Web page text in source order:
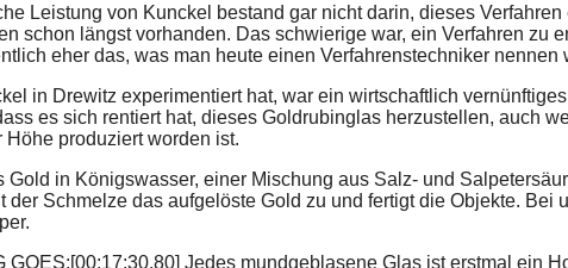
Leistung von Kunckel bestand gar nicht darin, dieses
schon längst vorhanden. Das schwierige war, ein Verfahren zu
eher das, was man heute einen Verfahrenstechniker nennen
in Drewitz experimentiert hat, war ein wirtschaftlich
es sich rentiert hat, dieses Goldrubinglas herzustellen, auch
produziert worden ist.
Gold in Königswasser, einer Mischung aus Salz- und
der Schmelze das aufgelöste Gold zu und fertigt die Objekte. Bei
GOES:[00:17:30.80] Jedes mundgeblasene Glas ist erstmal ein